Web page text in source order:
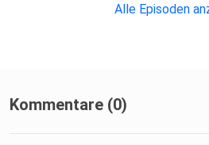
Alle Episoden
Kommentare (0)